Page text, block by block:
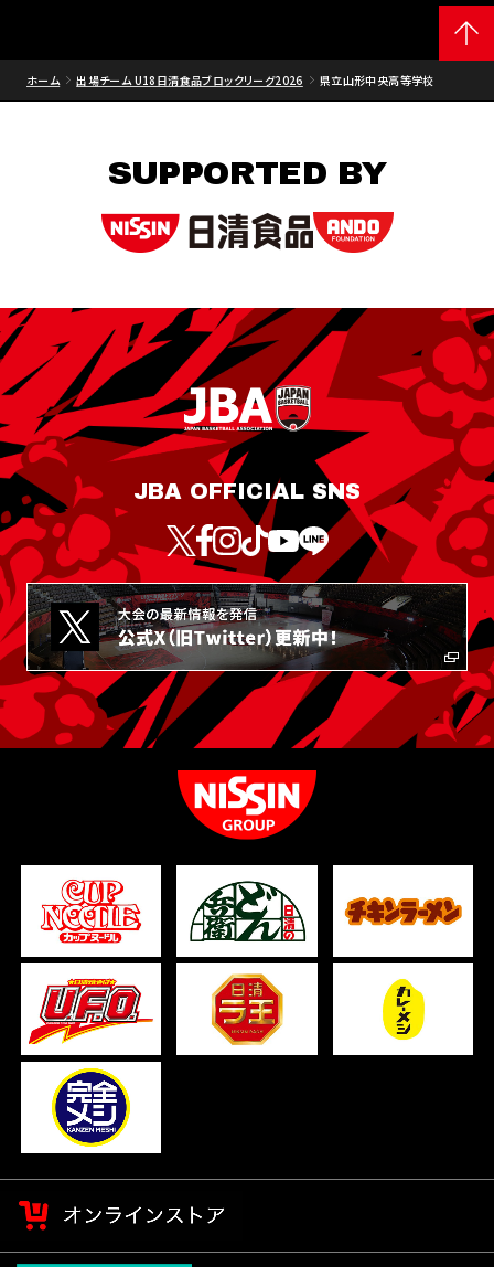
ホーム 出場チーム U18日清食品ブロックリーグ2026 県立山形中央高等学校
SUPPORTED BY
JBA OFFICIAL SNS